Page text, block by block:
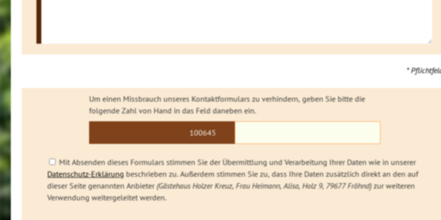
*
Um einen Missbrauch unseres Kontaktformulars zu verhindern, geben Sie bitte die
folgende Zahl von Hand in das Feld daneben ein.
100645
Mit Absenden dieses Formulars stimmen Sie der Übermittlung und Verarbeitung Ihrer Daten wie in unserer
Datenschutz-Erklärung beschrieben zu. Außerdem stimmen Sie zu, dass Ihre Daten zusätzlich direkt an den auf
dieser Seite genannten Anbieter(Gästehaus Holzer Kreuz, Frau Heimann, Alisa, Holz 9, 79677 Fröhnd)zur weiteren
Verwendung weitergeleitet werden.